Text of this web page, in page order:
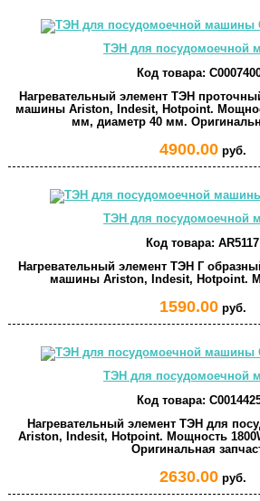
ТЭН для посудомоечной
Код товара:
Нагревательный элемент ТЭН
машины Ariston, Indesit, Hotpoint.
мм, диаметр 40 мм.
4900.00руб.
ТЭН для посудомоечной
Код товара: AR5117
Нагревательный элемент ТЭН Г
машины Ariston, Indesit, Hotpoint.
1590.00руб.
ТЭН для посудомоечной
Код товара:
Нагревательный элемент ТЭН для
Ariston, Indesit, Hotpoint. Мощность
Оригинальная
2630.00руб.